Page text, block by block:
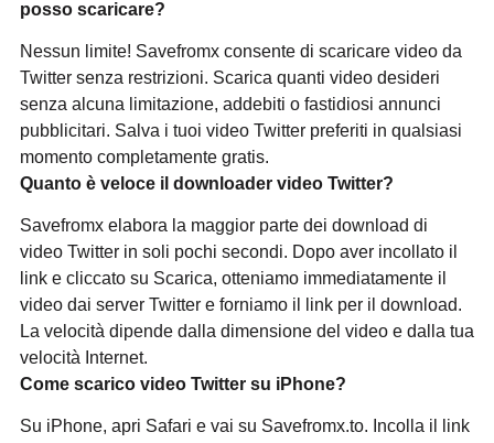
posso scaricare?
Nessun limite! Savefromx consente di scaricare video da
Twitter senza restrizioni. Scarica quanti video desideri
senza alcuna limitazione, addebiti o fastidiosi annunci
pubblicitari. Salva i tuoi video Twitter preferiti in qualsiasi
momento completamente gratis.
Quanto è veloce il downloader video Twitter?
Savefromx elabora la maggior parte dei download di
video Twitter in soli pochi secondi. Dopo aver incollato il
link e cliccato su Scarica, otteniamo immediatamente il
video dai server Twitter e forniamo il link per il download.
La velocità dipende dalla dimensione del video e dalla tua
velocità Internet.
Come scarico video Twitter su iPhone?
Su iPhone, apri Safari e vai su Savefromx.to. Incolla il link